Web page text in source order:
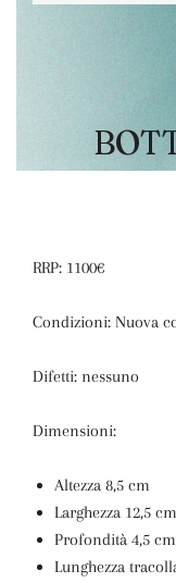
RRP: 1100€
Condizioni: Nuova
Difetti: nessuno
Dimensioni:
Altezza 8,5 cm
Larghezza 12,5 cm
Profondità 4,5 cm
Lunghezza